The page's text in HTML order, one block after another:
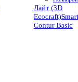
Лайт (3D
Ecocraft)Smart
Contur Basic